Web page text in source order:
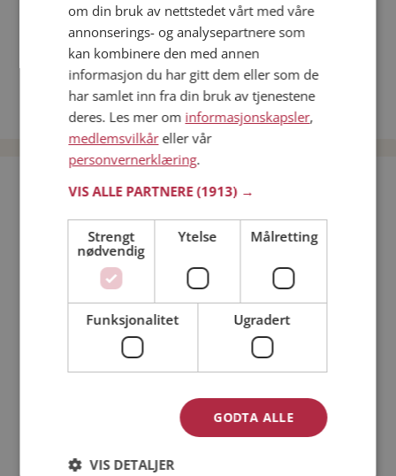
Fler single
Date menn i Norge
Date kvinner i Norge
Bli medlem gratis!
Jeg er en: Mann Kvinne
Min alder:
Jeg akseptererMedlemsvilkårene
om din bruk av nettstedet vårt med våre
annonserings- og analysepartnere som
kan kombinere den med annen
informasjon du har gitt dem eller som de
har samlet inn fra din bruk av tjenestene
deres. Les mer om informasjonskapsler,
medlemsvilkåreller vår
personvernerklæring.
VIS ALLE PARTNERE(1913) →
Strengt
nødvendig
Ytelse Målretting
Funksjonalitet Ugradert
GODTA ALLE
VIS DETALJER